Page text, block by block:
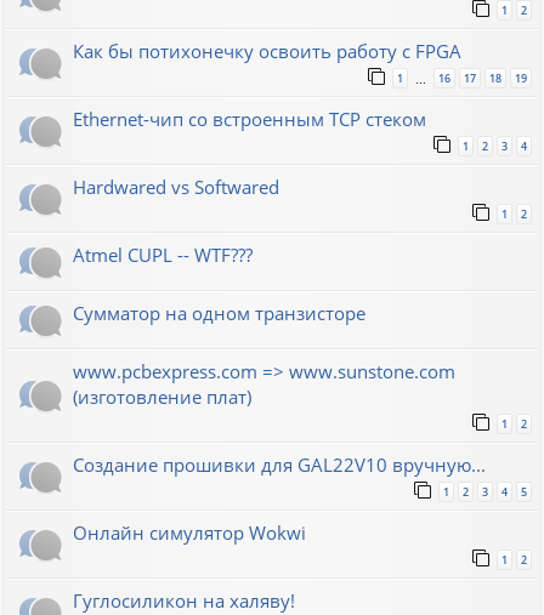
1 2
Как бы потихонечку освоить работу с FPGA
1 16 17 18 19
Ethernet-чип со встроенным TCP стеком
1 2 3 4
Hardwared vs Softwared
1 2
Atmel CUPL -- WTF???
Сумматор на одном транзисторе
www.pcbexpress.com => www.sunstone.com
(изготовление плат)
1 2
Создание прошивки для GAL22V10 вручную...
1 2 3 4 5
Онлайн симулятор Wokwi
1 2
Гуглосиликон на халяву!